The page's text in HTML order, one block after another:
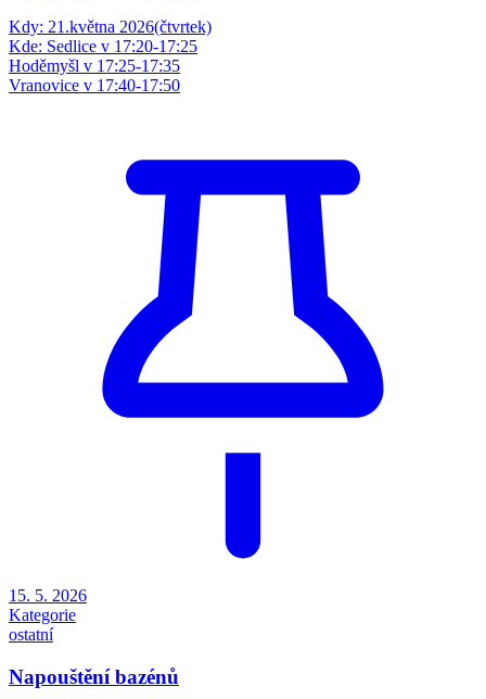
Kdy: 21.května 2026(čtvrtek)
Kde: Sedlice v 17:20-17:25
Hoděmyšl v 17:25-17:35
Vranovice v 17:40-17:50
15. 5. 2026
Kategorie
ostatní
Napouštění bazénů